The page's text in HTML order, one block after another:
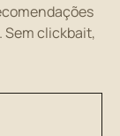
Sem clickbait,